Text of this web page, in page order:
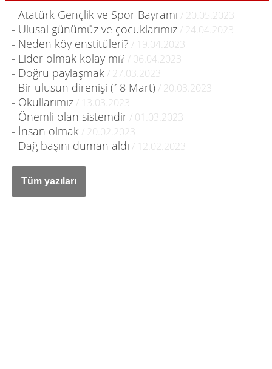
- Atatürk Gençlik ve Spor Bayramı / 20.05.2023
- Ulusal günümüz ve çocuklarımız/ 24.04.2023
- Neden köy enstitüleri? / 19.04.2023
- Lider olmak kolay mı? / 06.04.2023
- Doğru paylaşmak/ 27.03.2023
- Bir ulusun direnişi (18 Mart)/ 20.03.2023
- Okullarımız/ 13.03.2023
- Önemli olan sistemdir/ 01.03.2023
- İnsan olmak/ 20.02.2023
- Dağ başını duman aldı / 12.02.2023